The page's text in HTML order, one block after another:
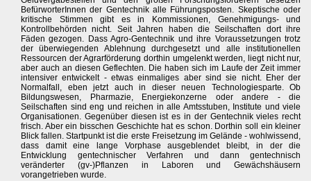
BefürworterInnen der Gentechnik alle Führungsposten. Skeptische oder
kritische Stimmen gibt es in Kommissionen, Genehmigungs- und
Kontrollbehörden nicht. Seit Jahren haben die Seilschaften dort ihre
Fäden gezogen. Dass Agro-Gentechnik und ihre Voraussetzungen trotz
der überwiegenden Ablehnung durchgesetzt und alle institutionellen
Ressourcen der Agrarförderung dorthin umgelenkt werden, liegt nicht nur,
aber auch an diesen Geflechten. Die haben sich im Laufe der Zeit immer
intensiver entwickelt - etwas einmaliges aber sind sie nicht. Eher der
Normalfall, eben jetzt auch in dieser neuen Technologiesparte. Ob
Bildungswesen, Pharmazie, Energiekonzerne oder andere - die
Seilschaften sind eng und reichen in alle Amtsstuben, Institute und viele
Organisationen. Gegenüber diesen ist es in der Gentechnik vieles recht
frisch. Aber ein bisschen Geschichte hat es schon. Dorthin soll ein kleiner
Blick fallen. Startpunkt ist die erste Freisetzung im Gelände - wohlwissend,
dass damit eine lange Vorphase ausgeblendet bleibt, in der die
Entwicklung gentechnischer Verfahren und dann gentechnisch
veränderter (gv-)Pflanzen in Laboren und Gewächshäusern
vorangetrieben wurde.